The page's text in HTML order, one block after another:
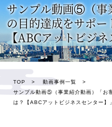
サンプル動画⑤（事
の目的達成をサポー
【ABCアットビジ
TOP > 動画事例一覧 >
サンプル動画⑤（事業紹介動画）「お
は？【ABCアットビジネスセンター】」